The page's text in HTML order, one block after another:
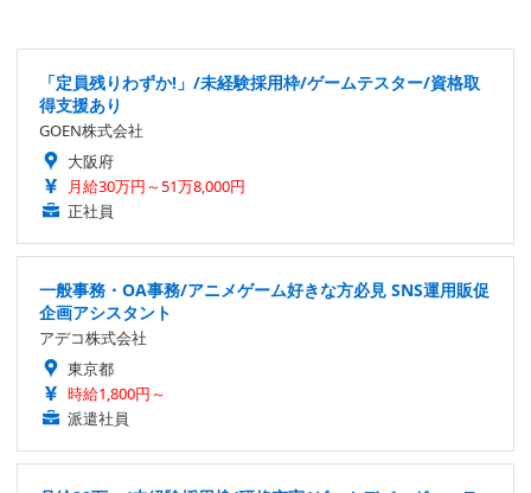
「定員残りわずか!」/未経験採用枠/ゲームテスター/資格取
得支援あり
GOEN株式会社
大阪府
月給30万円～51万8,000円
正社員
一般事務・OA事務/アニメゲーム好きな方必見 SNS運用販促
企画アシスタント
アデコ株式会社
東京都
時給1,800円～
派遣社員